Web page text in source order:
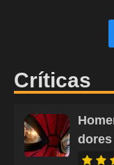
Críticas